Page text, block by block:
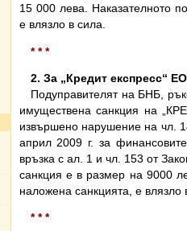
15 000 лева. Наказателното
е влязло в сила.
* * *
2. За „Кредит експресс“
Подуправителят на БНБ,
имуществена санкция на
извършено нарушение на чл.
април 2009 г. за
връзка с ал. 1 и чл. 153 от
санкция е в размер на 9000
наложена санкцията, е влязло
* * *